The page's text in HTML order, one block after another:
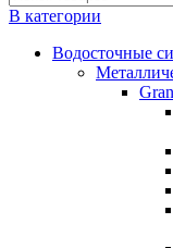
В категории
Водосточные